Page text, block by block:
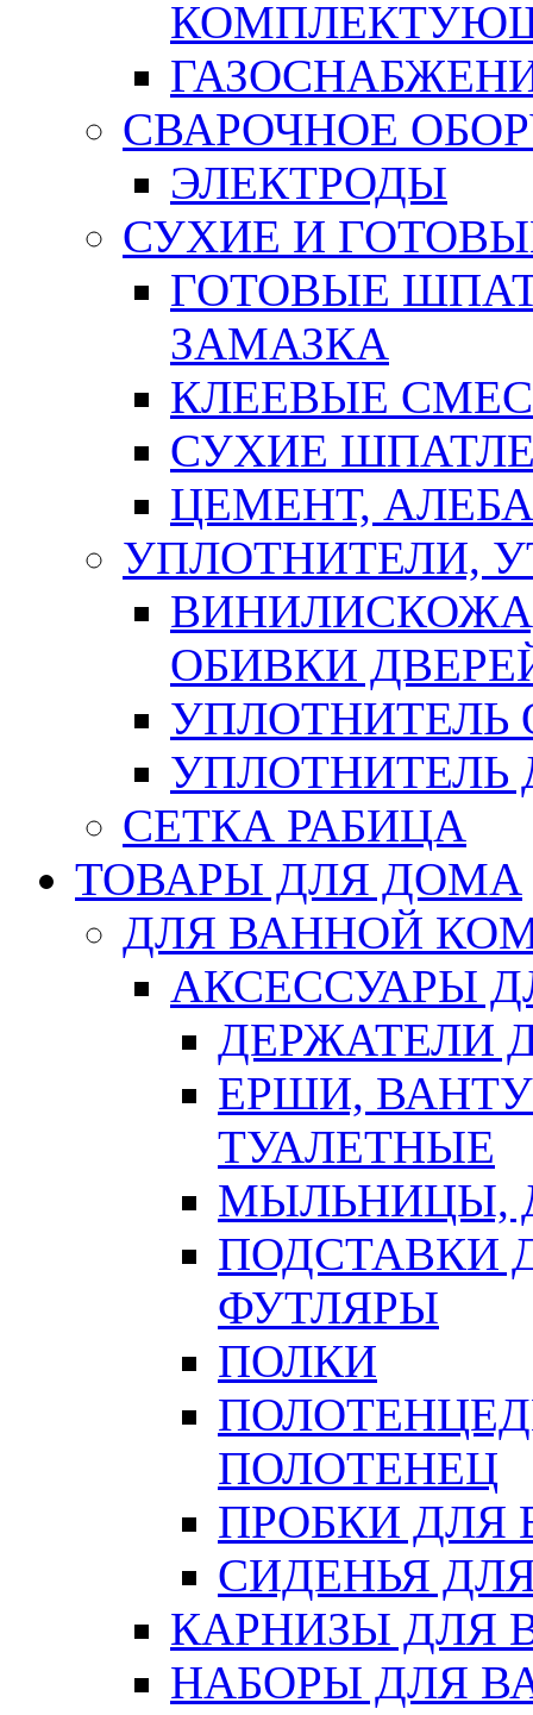
СВАРОЧНОЕ
ЭЛЕКТРОДЫ
СУХИЕ И
ГОТОВЫЕ
ЗАМАЗКА
КЛЕЕВЫЕ
СУХИЕ
ЦЕМЕНТ,
УПЛОТНИТЕЛИ,
ОБИВКИ
УПЛОТНИТЕЛЬ
СЕТКА РАБИЦА
ТОВАРЫ ДЛЯ ДОМА
ДЛЯ ВАННОЙ
АКСЕССУАРЫ
ДЕРЖАТЕЛИ
ЕРШИ,
ТУАЛЕТНЫЕ
МЫЛЬНИЦЫ,
ПОДСТАВКИ
ФУТЛЯРЫ
ПОЛКИ
ПОЛОТЕНЕЦ
ПРОБКИ ДЛЯ
СИДЕНЬЯ
КАРНИЗЫ ДЛЯ
НАБОРЫ ДЛЯ